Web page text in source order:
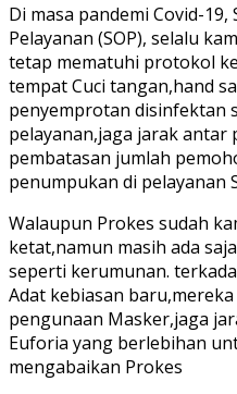
Di masa pandemi Covid-
Pelayanan (SOP), selalu
tetap mematuhi protokol
tempat Cuci tangan,hand
penyemprotan disinfektan
pelayanan,jaga jarak antar
pembatasan jumlah
penumpukan di pelayanan
Walaupun Prokes sudah
ketat,namun masih ada
seperti kerumunan.
Adat kebiasan
pengunaan Masker,jaga
Euforia yang berlebihan
mengabaikan Prokes